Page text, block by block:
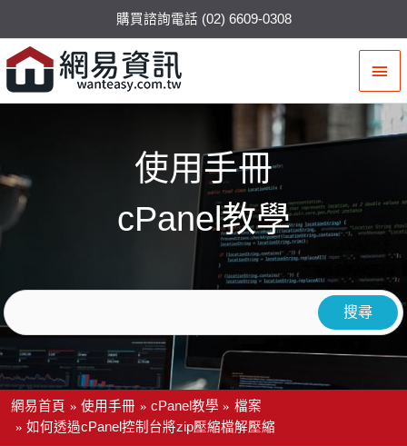
購買諮詢電話 (02) 6609-0308
主
要
選
使用手冊
cPanel教學
網易首頁 使用手冊 cPanel教學
檔案
如何透過cPanel控制台將zip壓縮檔解壓縮